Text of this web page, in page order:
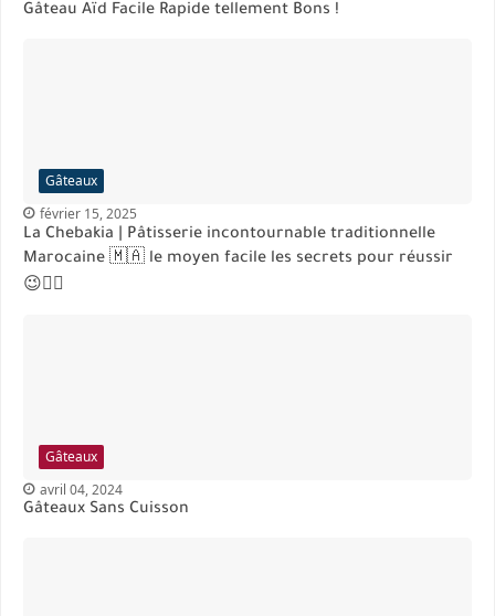
Gâteau Aïd Facile Rapide tellement Bons !
Gâteaux
février 15, 2025
La Chebakia | Pâtisserie incontournable traditionnelle
Marocaine 🇲🇦 le moyen facile les secrets pour réussir
😉👌🏻
Gâteaux
avril 04, 2024
Gâteaux Sans Cuisson